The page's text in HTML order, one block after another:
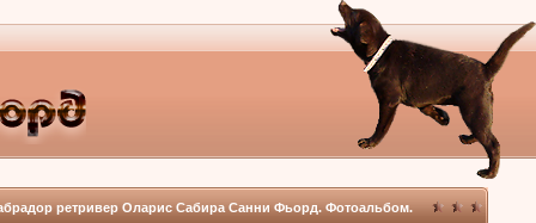
ретривер Оларис Сабира Санни Фьорд. Фотоальбом.